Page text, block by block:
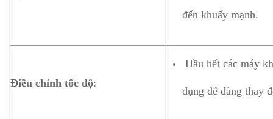
đến khuấy mạnh.
Điều chỉnh tốc độ:
Hầu hết các máy
dụng dễ dàng thay